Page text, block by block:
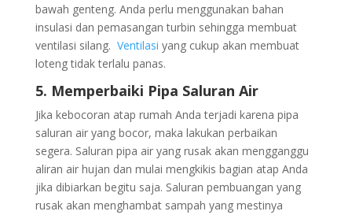
bawah genteng. Anda perlu menggunakan bahan
insulasi dan pemasangan turbin sehingga membuat
ventilasi silang. Ventilasi yang cukup akan membuat
loteng tidak terlalu panas.
5. Memperbaiki Pipa Saluran Air
Jika kebocoran atap rumah Anda terjadi karena pipa
saluran air yang bocor, maka lakukan perbaikan
segera. Saluran pipa air yang rusak akan mengganggu
aliran air hujan dan mulai mengkikis bagian atap Anda
jika dibiarkan begitu saja. Saluran pembuangan yang
rusak akan menghambat sampah yang mestinya